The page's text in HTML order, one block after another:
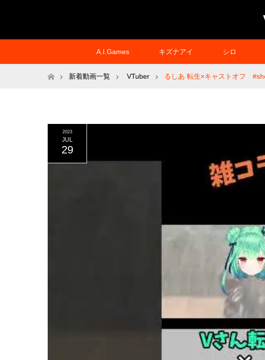
A.I.Games キズナアイ シロ
ホーム新着動画一覧 VTuber るしあ 転生×キャストオフ
2023
JUL
29